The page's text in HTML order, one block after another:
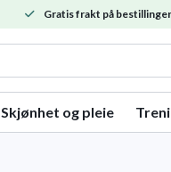
Gratis frakt på
Skjønhet og pleie